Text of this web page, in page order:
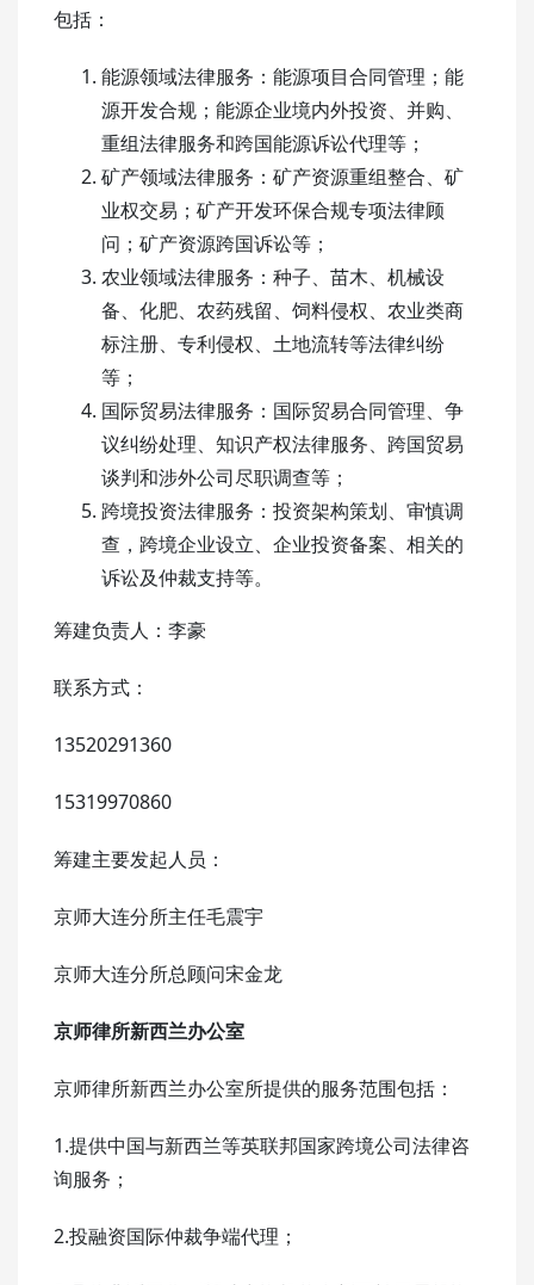
包括：
能源领域法律服务：能源项目合同管理；能
源开发合规；能源企业境内外投资、并购、
重组法律服务和跨国能源诉讼代理等；
矿产领域法律服务：矿产资源重组整合、矿
业权交易；矿产开发环保合规专项法律顾
问；矿产资源跨国诉讼等；
农业领域法律服务：种子、苗木、机械设
备、化肥、农药残留、饲料侵权、农业类商
标注册、专利侵权、土地流转等法律纠纷
等；
国际贸易法律服务：国际贸易合同管理、争
议纠纷处理、知识产权法律服务、跨国贸易
谈判和涉外公司尽职调查等；
跨境投资法律服务：投资架构策划、审慎调
查，跨境企业设立、企业投资备案、相关的
诉讼及仲裁支持等。
筹建负责人：李豪
联系方式：
13520291360
15319970860
筹建主要发起人员：
京师大连分所主任毛震宇
京师大连分所总顾问宋金龙
京师律所新西兰办公室
京师律所新西兰办公室所提供的服务范围包括：
1.提供中国与新西兰等英联邦国家跨境公司法律咨
询服务；
2.投融资国际仲裁争端代理；